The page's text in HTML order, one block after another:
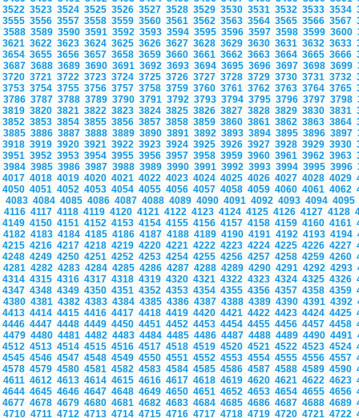
3522 3523 3524 3525 3526 3527 3528 3529 3530 3531 3532 3533 3534
3555 3556 3557 3558 3559 3560 3561 3562 3563 3564 3565 3566 3567
3588 3589 3590 3591 3592 3593 3594 3595 3596 3597 3598 3599 3600
3621 3622 3623 3624 3625 3626 3627 3628 3629 3630 3631 3632 3633
3654 3655 3656 3657 3658 3659 3660 3661 3662 3663 3664 3665 3666
3687 3688 3689 3690 3691 3692 3693 3694 3695 3696 3697 3698 3699
3720 3721 3722 3723 3724 3725 3726 3727 3728 3729 3730 3731 3732
3753 3754 3755 3756 3757 3758 3759 3760 3761 3762 3763 3764 3765
3786 3787 3788 3789 3790 3791 3792 3793 3794 3795 3796 3797 3798
3819 3820 3821 3822 3823 3824 3825 3826 3827 3828 3829 3830 3831
3852 3853 3854 3855 3856 3857 3858 3859 3860 3861 3862 3863 3864
3885 3886 3887 3888 3889 3890 3891 3892 3893 3894 3895 3896 3897
3918 3919 3920 3921 3922 3923 3924 3925 3926 3927 3928 3929 3930
3951 3952 3953 3954 3955 3956 3957 3958 3959 3960 3961 3962 3963
3984 3985 3986 3987 3988 3989 3990 3991 3992 3993 3994 3995 3996
4017 4018 4019 4020 4021 4022 4023 4024 4025 4026 4027 4028 4029
4050 4051 4052 4053 4054 4055 4056 4057 4058 4059 4060 4061 4062
4083 4084 4085 4086 4087 4088 4089 4090 4091 4092 4093 4094 4095
4116 4117 4118 4119 4120 4121 4122 4123 4124 4125 4126 4127 4128
4149 4150 4151 4152 4153 4154 4155 4156 4157 4158 4159 4160 4161
4182 4183 4184 4185 4186 4187 4188 4189 4190 4191 4192 4193 4194
4215 4216 4217 4218 4219 4220 4221 4222 4223 4224 4225 4226 4227
4248 4249 4250 4251 4252 4253 4254 4255 4256 4257 4258 4259 4260
4281 4282 4283 4284 4285 4286 4287 4288 4289 4290 4291 4292 4293
4314 4315 4316 4317 4318 4319 4320 4321 4322 4323 4324 4325 4326
4347 4348 4349 4350 4351 4352 4353 4354 4355 4356 4357 4358 4359
4380 4381 4382 4383 4384 4385 4386 4387 4388 4389 4390 4391 4392
4413 4414 4415 4416 4417 4418 4419 4420 4421 4422 4423 4424 4425
4446 4447 4448 4449 4450 4451 4452 4453 4454 4455 4456 4457 4458
4479 4480 4481 4482 4483 4484 4485 4486 4487 4488 4489 4490 4491
4512 4513 4514 4515 4516 4517 4518 4519 4520 4521 4522 4523 4524
4545 4546 4547 4548 4549 4550 4551 4552 4553 4554 4555 4556 4557
4578 4579 4580 4581 4582 4583 4584 4585 4586 4587 4588 4589 4590
4611 4612 4613 4614 4615 4616 4617 4618 4619 4620 4621 4622 4623
4644 4645 4646 4647 4648 4649 4650 4651 4652 4653 4654 4655 4656
4677 4678 4679 4680 4681 4682 4683 4684 4685 4686 4687 4688 4689
4710 4711 4712 4713 4714 4715 4716 4717 4718 4719 4720 4721 4722